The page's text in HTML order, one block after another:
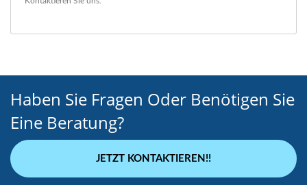
Haben Sie Fragen Oder Benötigen Sie
Eine Beratung?
JETZT KONTAKTIEREN!!